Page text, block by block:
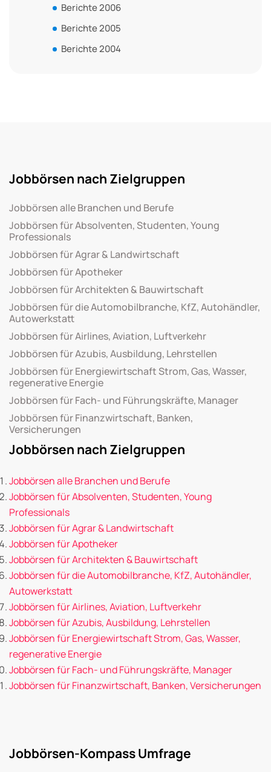
Berichte 2006
Berichte 2005
Berichte 2004
Jobbörsen nach Zielgruppen
Jobbörsen alle Branchen und Berufe
Jobbörsen für Absolventen, Studenten, Young
Professionals
Jobbörsen für Agrar & Landwirtschaft
Jobbörsen für Apotheker
Jobbörsen für Architekten & Bauwirtschaft
Jobbörsen für die Automobilbranche, KfZ, Autohändler,
Autowerkstatt
Jobbörsen für Airlines, Aviation, Luftverkehr
Jobbörsen für Azubis, Ausbildung, Lehrstellen
Jobbörsen für Energiewirtschaft Strom, Gas, Wasser,
regenerative Energie
Jobbörsen für Fach- und Führungskräfte, Manager
Jobbörsen für Finanzwirtschaft, Banken,
Versicherungen
Jobbörsen nach Zielgruppen
Jobbörsen alle Branchen und Berufe
Jobbörsen für Absolventen, Studenten, Young
Professionals
Jobbörsen für Agrar & Landwirtschaft
Jobbörsen für Apotheker
Jobbörsen für Architekten & Bauwirtschaft
Jobbörsen für die Automobilbranche, KfZ, Autohändler,
Autowerkstatt
Jobbörsen für Airlines, Aviation, Luftverkehr
Jobbörsen für Azubis, Ausbildung, Lehrstellen
Jobbörsen für Energiewirtschaft Strom, Gas, Wasser,
regenerative Energie
Jobbörsen für Fach- und Führungskräfte, Manager
Jobbörsen für Finanzwirtschaft, Banken, Versicherungen
Jobbörsen-Kompass Umfrage